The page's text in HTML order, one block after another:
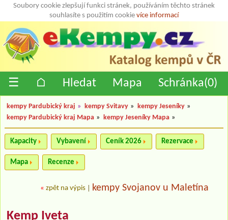
Soubory cookie zlepšují funkci stránek, používáním těchto stránek
souhlasíte s použitím cookie více informací
☰ ⌂ Hledat Mapa Schránka(0)
kempy Pardubický kraj » kempy Svitavy » kempy Jeseníky »
kempy Pardubický kraj Mapa » kempy Jeseníky Mapa »
Kapacity Vybavení Ceník 2026 Rezervace
Mapa Recenze
« zpět na výpis kempy Svojanov u Maletína
Kemp Iveta